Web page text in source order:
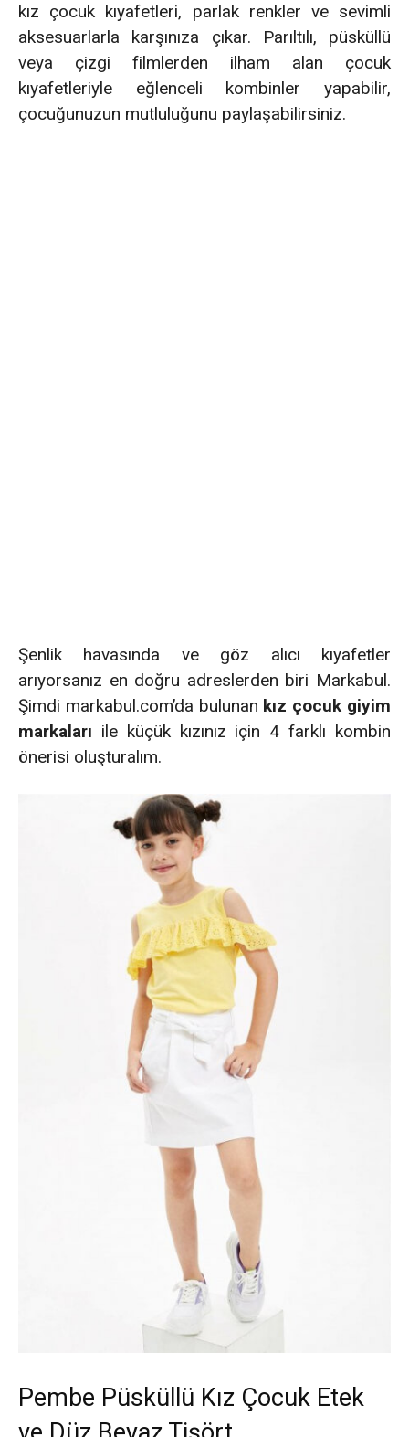
kız çocuk kıyafetleri, parlak renkler ve sevimli
aksesuarlarla karşınıza çıkar. Parıltılı, püsküllü
veya çizgi filmlerden ilham alan çocuk
kıyafetleriyle eğlenceli kombinler yapabilir,
çocuğunuzun mutluluğunu paylaşabilirsiniz.
Şenlik havasında ve göz alıcı kıyafetler
arıyorsanız en doğru adreslerden biri Markabul.
Şimdi markabul.com’da bulunan kız çocuk giyim
markaları ile küçük kızınız için 4 farklı kombin
önerisi oluşturalım.
Pembe Püsküllü Kız Çocuk Etek